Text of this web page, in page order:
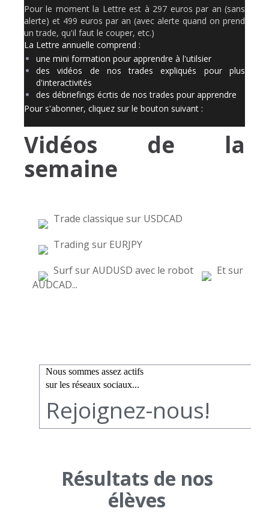
Pour le moment la Lettre est à 297 euros par an (sans
alerte) et 499 euros par an (avec alerte quand on prend
un trade, qu'il faut le couper, etc.)
La Lettre annuelle comprend :
une mini formation pour apprendre à l'utilsier
des vidéos de nos trades expliqués pour plus
d'interactivités
des débriefings écrtis de nos trades pour apprendre
Pour s'abonner, cliquez sur le bouton suivant :
Vidéos de la
semaine
Trade classique sur USDCAD
Trading sur EURJPY
Surf sur AUDUSD avec le robot
Et sur
AUDCAD...
Nous sommes assez actifs
sur les réseaux sociaux...
Rejoignez-nous!
Résultats de nos
élèves